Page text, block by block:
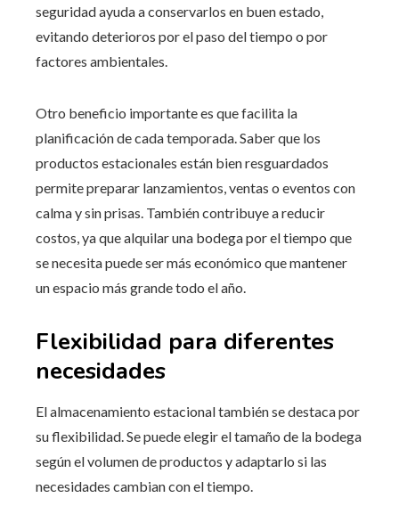
seguridad ayuda a conservarlos en buen estado,
evitando deterioros por el paso del tiempo o por
factores ambientales.
Otro beneficio importante es que facilita la
planificación de cada temporada. Saber que los
productos estacionales están bien resguardados
permite preparar lanzamientos, ventas o eventos con
calma y sin prisas. También contribuye a reducir
costos, ya que alquilar una bodega por el tiempo que
se necesita puede ser más económico que mantener
un espacio más grande todo el año.
Flexibilidad para diferentes
necesidades
El almacenamiento estacional también se destaca por
su flexibilidad. Se puede elegir el tamaño de la bodega
según el volumen de productos y adaptarlo si las
necesidades cambian con el tiempo.